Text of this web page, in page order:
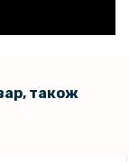
також